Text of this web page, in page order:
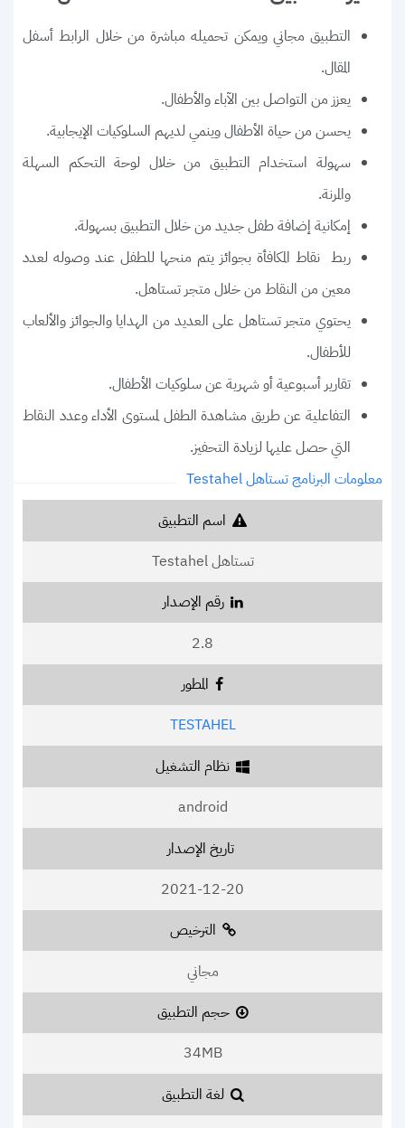
التطبيق مجاني ويمكن تحميله مباشرة من خلال الرابط أسفل
المقال.
يعزز من التواصل بين الآباء والأطفال.
يحسن من حياة الأطفال وينمي لديهم السلوكيات الإيجابية.
سهولة استخدام التطبيق من خلال لوحة التحكم السهلة
والمرنة.
إمكانية إضافة طفل جديد من خلال التطبيق بسهولة.
ربط نقاط المكافأة بجوائز يتم منحها للطفل عند وصوله لعدد
معين من النقاط من خلال متجر تستاهل.
يحتوي متجر تستاهل على العديد من الهدايا والجوائز والألعاب
للأطفال.
تقارير أسبوعية أو شهرية عن سلوكيات الأطفال.
التفاعلية عن طريق مشاهدة الطفل لمستوى الأداء وعدد النقاط
التي حصل عليها لزيادة التحفيز.
معلومات البرنامج تستاهل Testahel
اسم التطبيق
تستاهل Testahel
رقم الإصدار
2.8
المطور
TESTAHEL
نظام التشغيل
android
تاريخ الإصدار
2021-12-20
الترخيص
مجاني
حجم التطبيق
34MB
لغة التطبيق